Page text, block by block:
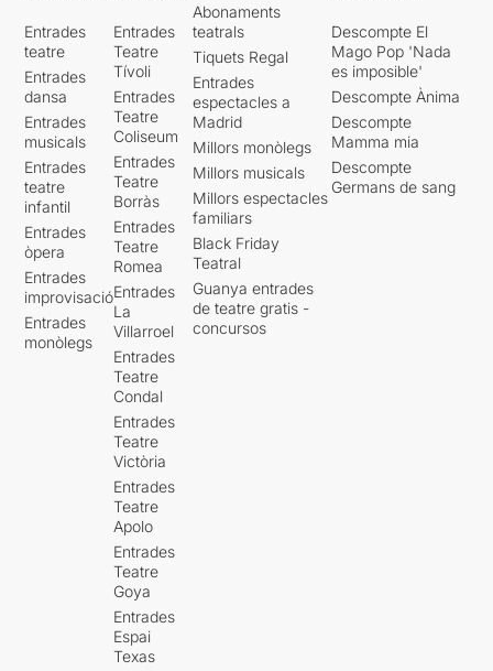
Entrades
teatre
Entrades
dansa
Entrades
musicals
Entrades
teatre
infantil
Entrades
òpera
Entrades
improvisació
Entrades
monòlegs
Entrades
Teatre
Tívoli
Entrades
Teatre
Coliseum
Entrades
Teatre
Borràs
Entrades
Teatre
Romea
Entrades
La
Villarroel
Entrades
Teatre
Condal
Entrades
Teatre
Victòria
Entrades
Teatre
Apolo
Entrades
Teatre
Goya
Entrades
Espai
Texas
Abonaments
teatrals
Tiquets Regal
Entrades
espectacles a
Madrid
Millors monòlegs
Millors musicals
Millors espectacles
familiars
Black Friday
Teatral
Guanya entrades
de teatre gratis -
concursos
Descompte El
Mago Pop 'Nada
es imposible'
Descompte Ànima
Descompte
Mamma mia
Descompte
Germans de sang